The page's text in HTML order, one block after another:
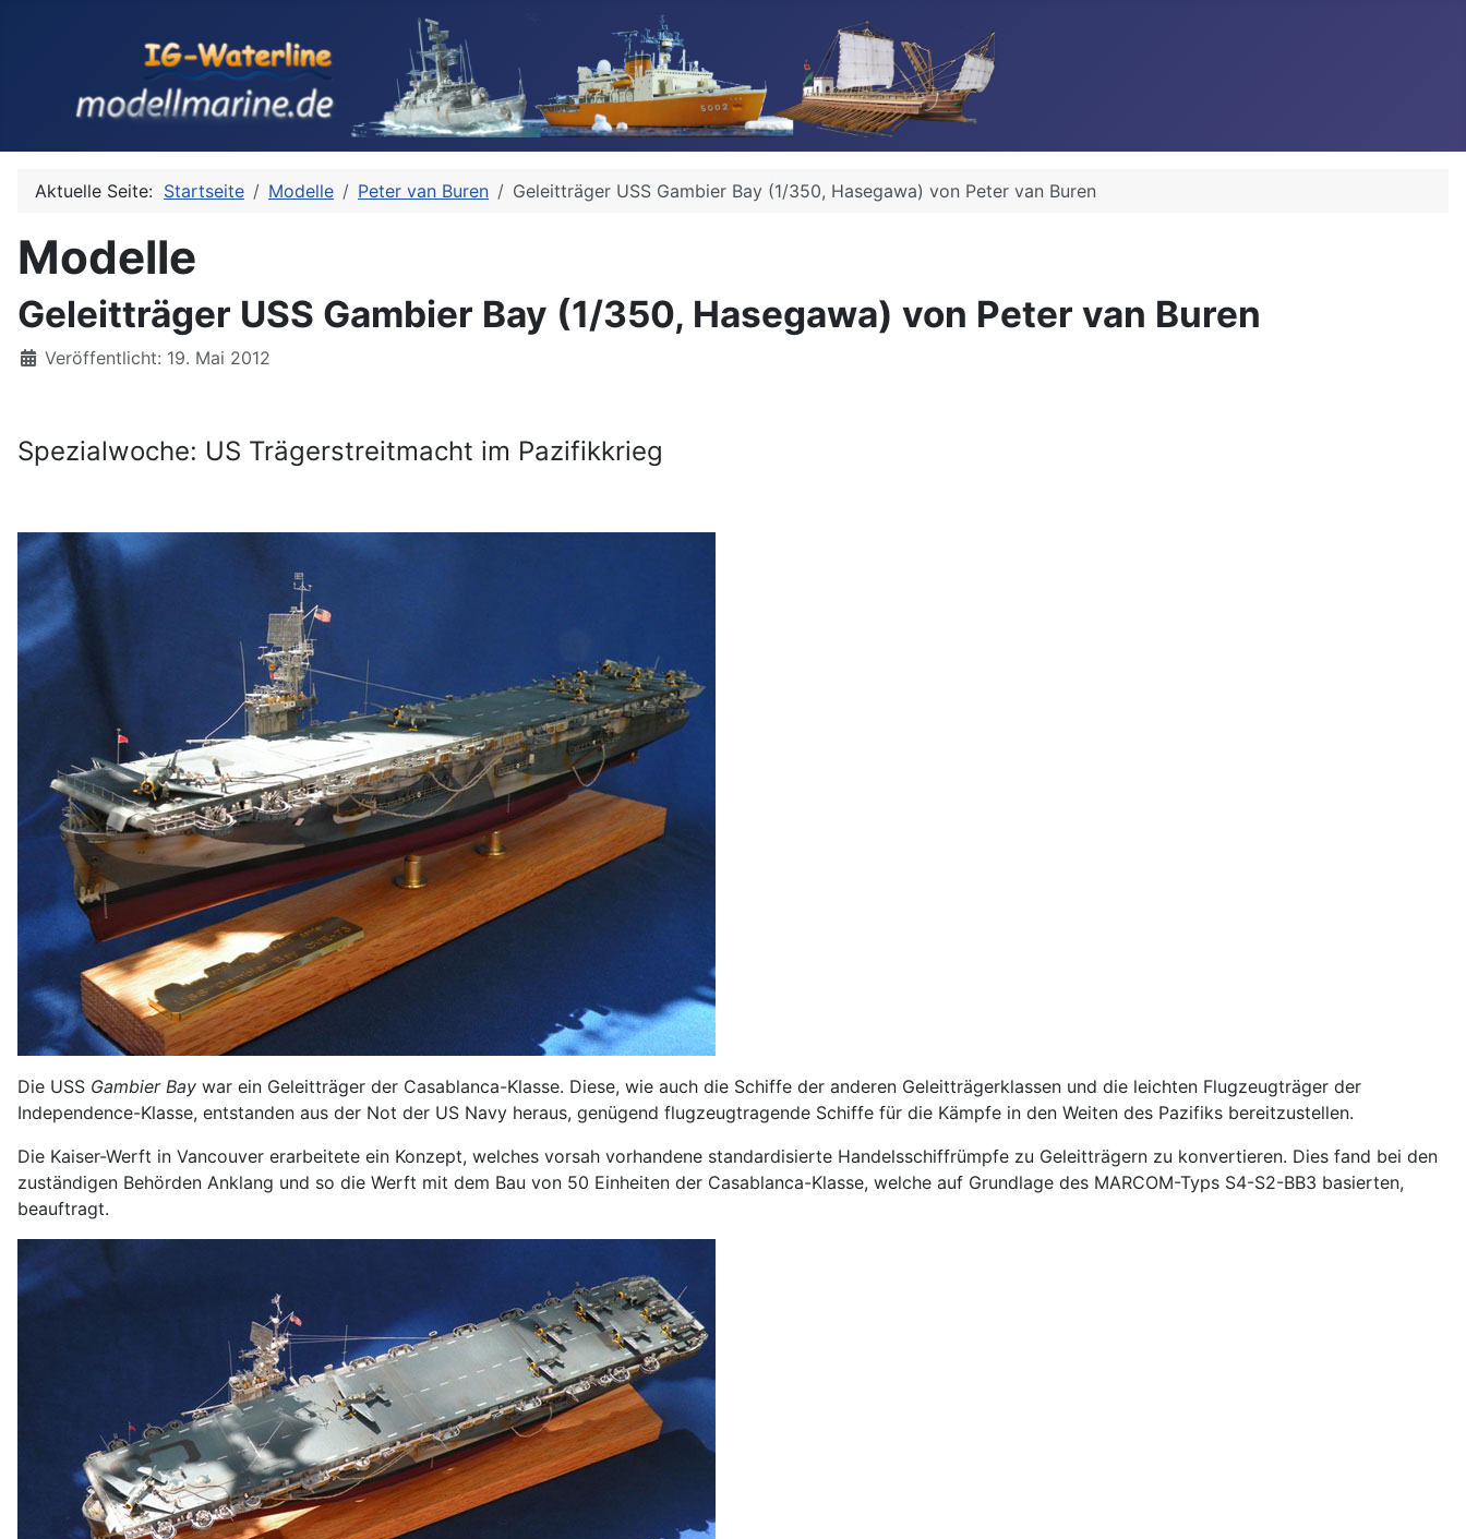
Aktuelle Seite: Startseite Modelle Peter van Buren Geleitträger USS Gambier Bay (1/350, Hasegawa) von Peter van Buren
Modelle
Geleitträger USS Gambier Bay (1/350, Hasegawa) von Peter van Buren
Details
Veröffentlicht: 19. Mai 2012
Spezialwoche: US Trägerstreitmacht im Pazifikkrieg
Die USS Gambier Bay war ein Geleitträger der Casablanca-Klasse. Diese, wie auch die Schiffe der anderen Geleitträgerklassen und die leichten Flugzeugträger der
Independence-Klasse, entstanden aus der Not der US Navy heraus, genügend flugzeugtragende Schiffe für die Kämpfe in den Weiten des Pazifiks bereitzustellen.
Die Kaiser-Werft in Vancouver erarbeitete ein Konzept, welches vorsah vorhandene standardisierte Handelsschiffrümpfe zu Geleitträgern zu konvertieren. Dies fand bei den
zuständigen Behörden Anklang und so die Werft mit dem Bau von 50 Einheiten der Casablanca-Klasse, welche auf Grundlage des MARCOM-Typs S4-S2-BB3 basierten,
beauftragt.